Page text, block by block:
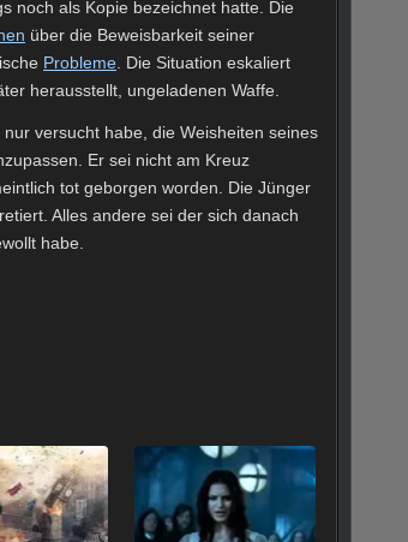
noch als Kopie bezeichnet hatte. Die
über die Beweisbarkeit seiner
Probleme . Die Situation eskaliert
herausstellt, ungeladenen Waffe.
versucht habe, die Weisheiten seines
Er sei nicht am Kreuz
tot geborgen worden. Die Jünger
Alles andere sei der sich danach
habe.